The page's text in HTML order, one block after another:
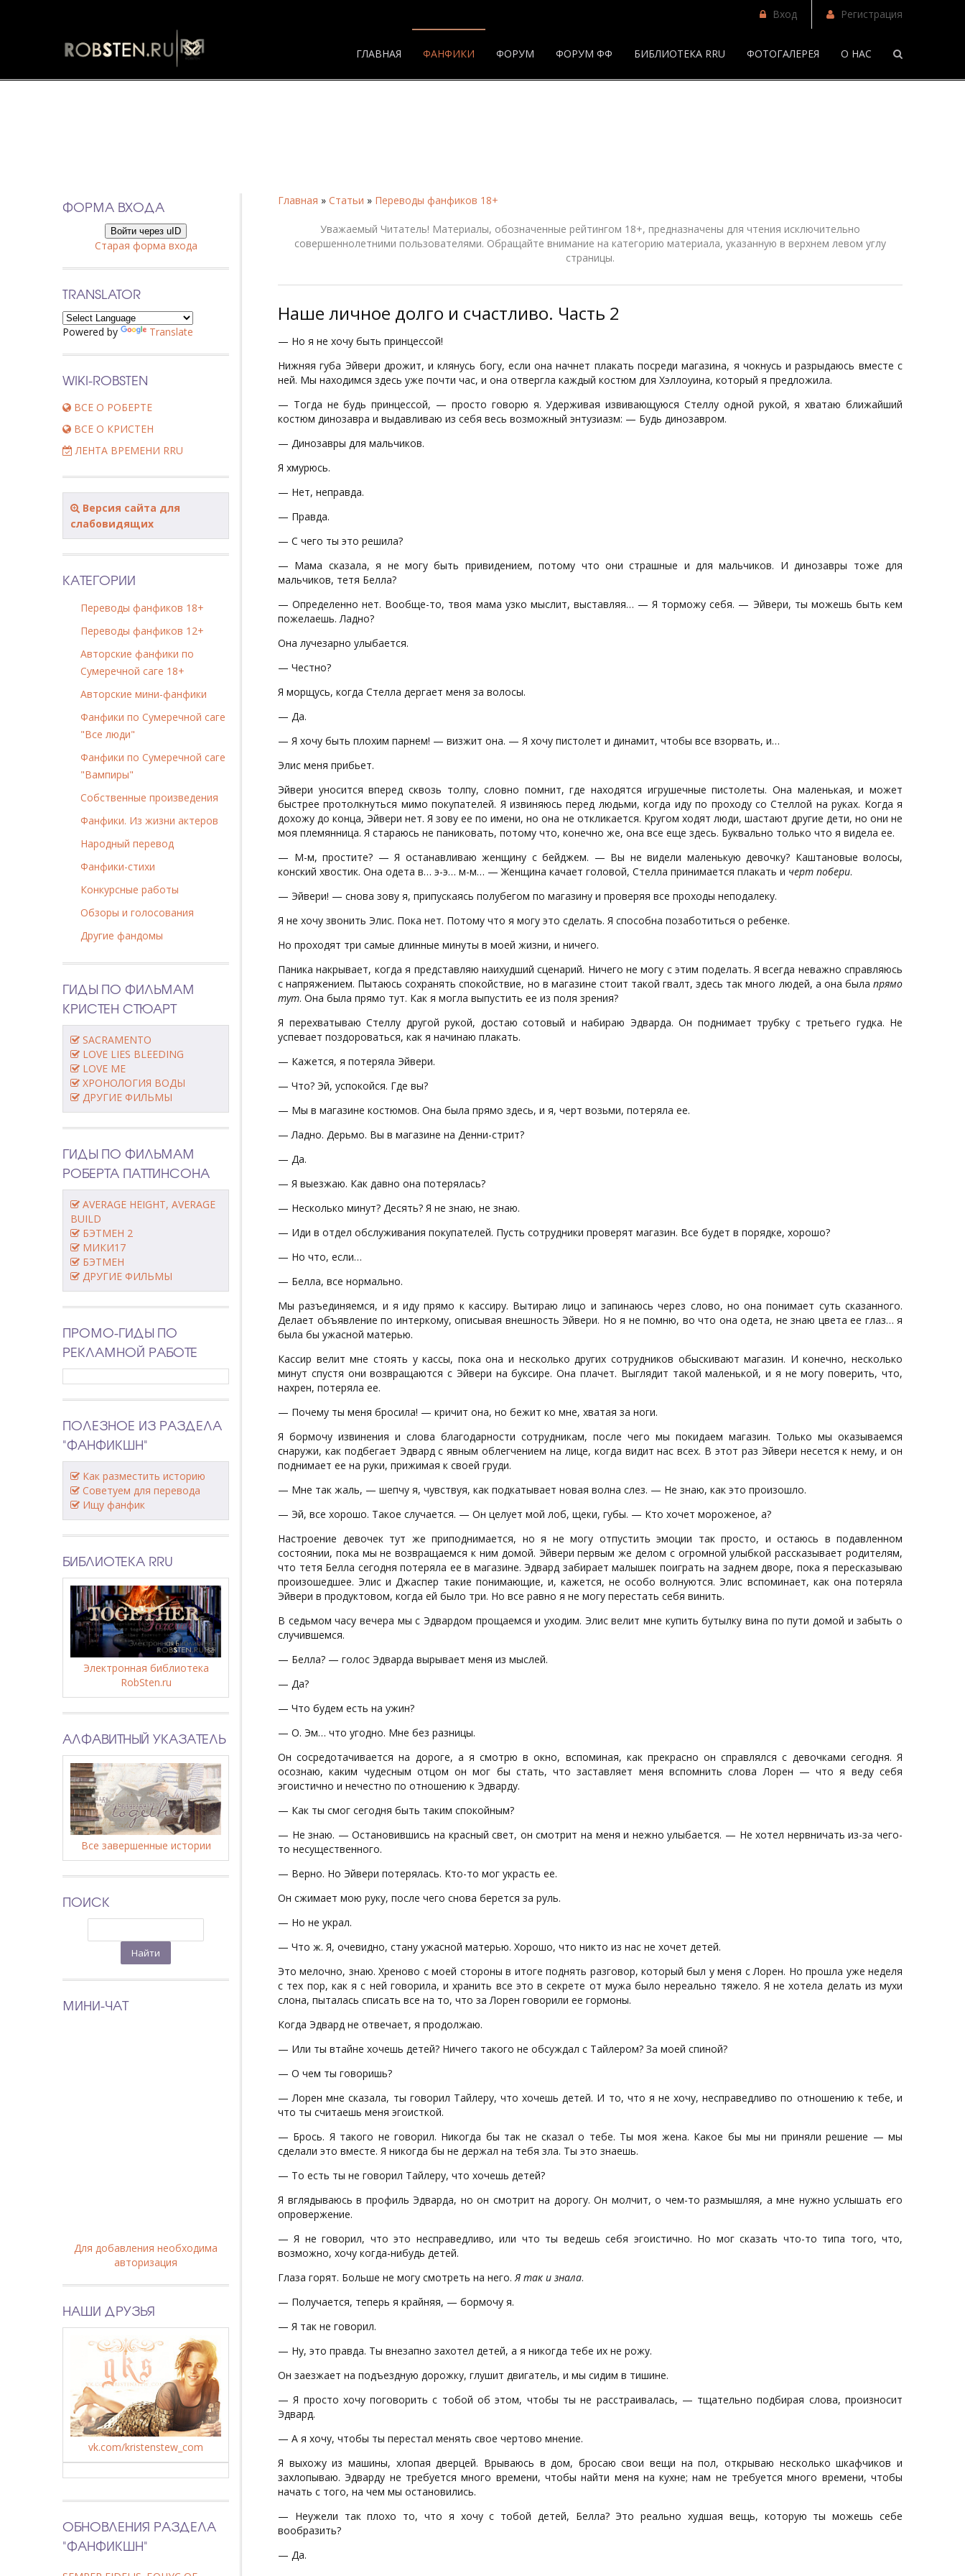
Вход Регистрация
ГЛАВНАЯ ФАНФИКИ ФОРУМ ФОРУМ ФФ БИБЛИОТЕКА RRU ФОТОГАЛЕРЕЯ О НАС
Главная » Статьи » Переводы фанфиков 18+
Уважаемый Читатель! Материалы, обозначенные рейтингом 18+, предназначены для чтения исключительно
совершеннолетними пользователями. Обращайте внимание на категорию материала, указанную в верхнем левом углу
страницы.
Наше личное долго и счастливо. Часть 2
— Но я не хочу быть принцессой!
Нижняя губа Эйвери дрожит, и клянусь богу, если она начнет плакать посреди магазина, я чокнусь и разрыдаюсь вместе с
ней. Мы находимся здесь уже почти час, и она отвергла каждый костюм для Хэллоуина, который я предложила.
— Тогда не будь принцессой, — просто говорю я. Удерживая извивающуюся Стеллу одной рукой, я хватаю ближайший
костюм динозавра и выдавливаю из себя весь возможный энтузиазм: — Будь динозавром.
— Динозавры для мальчиков.
Я хмурюсь.
— Нет, неправда.
— Правда.
— С чего ты это решила?
— Мама сказала, я не могу быть привидением, потому что они страшные и для мальчиков. И динозавры тоже для
мальчиков, тетя Белла?
— Определенно нет. Вообще-то, твоя мама узко мыслит, выставляя… — Я торможу себя. — Эйвери, ты можешь быть кем
пожелаешь. Ладно?
Она лучезарно улыбается.
— Честно?
Я морщусь, когда Стелла дергает меня за волосы.
— Да.
— Я хочу быть плохим парнем! — визжит она. — Я хочу пистолет и динамит, чтобы все взорвать, и…
Элис меня прибьет.
Эйвери уносится вперед сквозь толпу, словно помнит, где находятся игрушечные пистолеты. Она маленькая, и может
быстрее протолкнуться мимо покупателей. Я извиняюсь перед людьми, когда иду по проходу со Стеллой на руках. Когда я
дохожу до конца, Эйвери нет. Я зову ее по имени, но она не откликается. Кругом ходят люди, шастают другие дети, но они не
моя племянница. Я стараюсь не паниковать, потому что, конечно же, она все еще здесь. Буквально только что я видела ее.
— М-м, простите? — Я останавливаю женщину с бейджем. — Вы не видели маленькую девочку? Каштановые волосы,
конский хвостик. Она одета в… э-э… м-м… — Женщина качает головой, Стелла принимается плакать и черт побери.
— Эйвери! — снова зову я, припускаясь полубегом по магазину и проверяя все проходы неподалеку.
Я не хочу звонить Элис. Пока нет. Потому что я могу это сделать. Я способна позаботиться о ребенке.
Но проходят три самые длинные минуты в моей жизни, и ничего.
Паника накрывает, когда я представляю наихудший сценарий. Ничего не могу с этим поделать. Я всегда неважно справляюсь
с напряжением. Пытаюсь сохранять спокойствие, но в магазине стоит такой гвалт, здесь так много людей, а она была прямо
тут. Она была прямо тут. Как я могла выпустить ее из поля зрения?
Я перехватываю Стеллу другой рукой, достаю сотовый и набираю Эдварда. Он поднимает трубку с третьего гудка. Не
успевает поздороваться, как я начинаю плакать.
— Кажется, я потеряла Эйвери.
— Что? Эй, успокойся. Где вы?
— Мы в магазине костюмов. Она была прямо здесь, и я, черт возьми, потеряла ее.
— Ладно. Дерьмо. Вы в магазине на Денни-стрит?
— Да.
— Я выезжаю. Как давно она потерялась?
— Несколько минут? Десять? Я не знаю, не знаю.
— Иди в отдел обслуживания покупателей. Пусть сотрудники проверят магазин. Все будет в порядке, хорошо?
— Но что, если…
— Белла, все нормально.
Мы разъединяемся, и я иду прямо к кассиру. Вытираю лицо и запинаюсь через слово, но она понимает суть сказанного.
Делает объявление по интеркому, описывая внешность Эйвери. Но я не помню, во что она одета, не знаю цвета ее глаз… я
была бы ужасной матерью.
Кассир велит мне стоять у кассы, пока она и несколько других сотрудников обыскивают магазин. И конечно, несколько
минут спустя они возвращаются с Эйвери на буксире. Она плачет. Выглядит такой маленькой, и я не могу поверить, что,
нахрен, потеряла ее.
— Почему ты меня бросила! — кричит она, но бежит ко мне, хватая за ноги.
Я бормочу извинения и слова благодарности сотрудникам, после чего мы покидаем магазин. Только мы оказываемся
снаружи, как подбегает Эдвард с явным облегчением на лице, когда видит нас всех. В этот раз Эйвери несется к нему, и он
поднимает ее на руки, прижимая к своей груди.
— Мне так жаль, — шепчу я, чувствуя, как подкатывает новая волна слез. — Не знаю, как это произошло.
— Эй, все хорошо. Такое случается. — Он целует мой лоб, щеки, губы. — Кто хочет мороженое, а?
Настроение девочек тут же приподнимается, но я не могу отпустить эмоции так просто, и остаюсь в подавленном
состоянии, пока мы не возвращаемся к ним домой. Эйвери первым же делом с огромной улыбкой рассказывает родителям,
что тетя Белла сегодня потеряла ее в магазине. Эдвард забирает малышек поиграть на заднем дворе, пока я пересказываю
произошедшее. Элис и Джаспер такие понимающие, и, кажется, не особо волнуются. Элис вспоминает, как она потеряла
Эйвери в продуктовом, когда ей было три. Но все равно я не могу перестать себя винить.
В седьмом часу вечера мы с Эдвардом прощаемся и уходим. Элис велит мне купить бутылку вина по пути домой и забыть о
случившемся.
— Белла? — голос Эдварда вырывает меня из мыслей.
— Да?
— Что будем есть на ужин?
— О. Эм… что угодно. Мне без разницы.
Он сосредотачивается на дороге, а я смотрю в окно, вспоминая, как прекрасно он справлялся с девочками сегодня. Я
осознаю, каким чудесным отцом он мог бы стать, что заставляет меня вспомнить слова Лорен — что я веду себя
эгоистично и нечестно по отношению к Эдварду.
— Как ты смог сегодня быть таким спокойным?
— Не знаю. — Остановившись на красный свет, он смотрит на меня и нежно улыбается. — Не хотел нервничать из-за чего-
то несущественного.
— Верно. Но Эйвери потерялась. Кто-то мог украсть ее.
Он сжимает мою руку, после чего снова берется за руль.
— Но не украл.
— Что ж. Я, очевидно, стану ужасной матерью. Хорошо, что никто из нас не хочет детей.
Это мелочно, знаю. Хреново с моей стороны в итоге поднять разговор, который был у меня с Лорен. Но прошла уже неделя
с тех пор, как я с ней говорила, и хранить все это в секрете от мужа было нереально тяжело. Я не хотела делать из мухи
слона, пыталась списать все на то, что за Лорен говорили ее гормоны.
Когда Эдвард не отвечает, я продолжаю.
— Или ты втайне хочешь детей? Ничего такого не обсуждал с Тайлером? За моей спиной?
— О чем ты говоришь?
— Лорен мне сказала, ты говорил Тайлеру, что хочешь детей. И то, что я не хочу, несправедливо по отношению к тебе, и
что ты считаешь меня эгоисткой.
— Брось. Я такого не говорил. Никогда бы так не сказал о тебе. Ты моя жена. Какое бы мы ни приняли решение — мы
сделали это вместе. Я никогда бы не держал на тебя зла. Ты это знаешь.
— То есть ты не говорил Тайлеру, что хочешь детей?
Я вглядываюсь в профиль Эдварда, но он смотрит на дорогу. Он молчит, о чем-то размышляя, а мне нужно услышать его
опровержение.
— Я не говорил, что это несправедливо, или что ты ведешь себя эгоистично. Но мог сказать что-то типа того, что,
возможно, хочу когда-нибудь детей.
Глаза горят. Больше не могу смотреть на него.Я так и знала.
— Получается, теперь я крайняя, — бормочу я.
— Я так не говорил.
— Ну, это правда. Ты внезапно захотел детей, а я никогда тебе их не рожу.
Он заезжает на подъездную дорожку, глушит двигатель, и мы сидим в тишине.
— Я просто хочу поговорить с тобой об этом, чтобы ты не расстраивалась, — тщательно подбирая слова, произносит
Эдвард.
— А я хочу, чтобы ты перестал менять свое чертово мнение.
Я выхожу из машины, хлопая дверцей. Врываюсь в дом, бросаю свои вещи на пол, открываю несколько шкафчиков и
захлопываю. Эдварду не требуется много времени, чтобы найти меня на кухне; нам не требуется много времени, чтобы
начать с того, на чем мы остановились.
— Неужели так плохо то, что я хочу с тобой детей, Белла? Это реально худшая вещь, которую ты можешь себе
вообразить?
— Да.
ФОРМА ВХОДА
Войти через uID
Старая форма входа
TRANSLATOR
Powered by Translate
WIKI-ROBSTEN
ВСЕ О РОБЕРТЕ
ВСЕ О КРИСТЕН
ЛЕНТА ВРЕМЕНИ RRU
Версия сайта для
слабовидящих
КАТЕГОРИИ
Переводы фанфиков 18+
Переводы фанфиков 12+
Авторские фанфики по
Сумеречной саге 18+
Авторские мини-фанфики
Фанфики по Сумеречной саге
"Все люди"
Фанфики по Сумеречной саге
"Вампиры"
Собственные произведения
Фанфики. Из жизни актеров
Народный перевод
Фанфики-стихи
Конкурсные работы
Обзоры и голосования
Другие фандомы
ГИДЫ ПО ФИЛЬМАМ
КРИСТЕН СТЮАРТ
SACRAMENTO
LOVE LIES BLEEDING
LOVE ME
ХРОНОЛОГИЯ ВОДЫ
ДРУГИЕ ФИЛЬМЫ
ГИДЫ ПО ФИЛЬМАМ
РОБЕРТА ПАТТИНСОНА
AVERAGE HEIGHT, AVERAGE
BUILD
БЭТМЕН 2
МИКИ17
БЭТМЕН
ДРУГИЕ ФИЛЬМЫ
ПРОМО-ГИДЫ ПО
РЕКЛАМНОЙ РАБОТЕ
ПОЛЕЗНОЕ ИЗ РАЗДЕЛА
"ФАНФИКШН"
Как разместить историю
Советуем для перевода
Ищу фанфик
БИБЛИОТЕКА RRU
Электронная библиотека
RobSten.ru
АЛФАВИТНЫЙ УКАЗАТЕЛЬ
Все завершенные истории
ПОИСК
МИНИ-ЧАТ
Для добавления необходима
авторизация
НАШИ ДРУЗЬЯ
vk.com/kristenstew_com
ОБНОВЛЕНИЯ РАЗДЕЛА
"ФАНФИКШН"